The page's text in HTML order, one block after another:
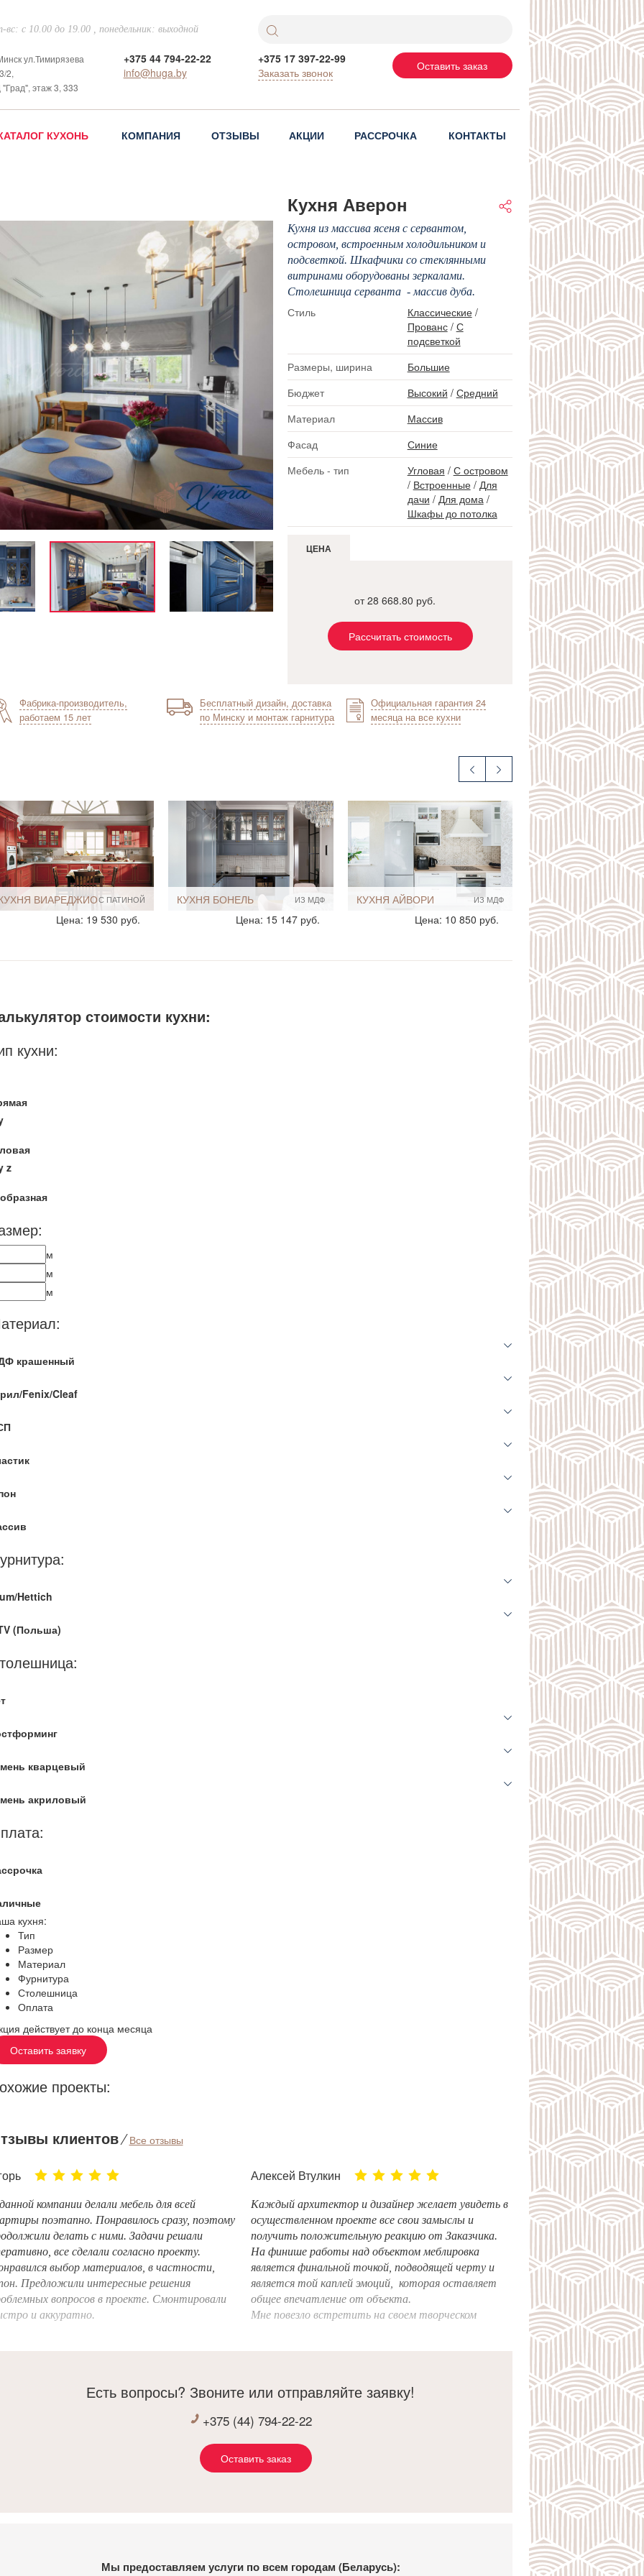
вс: с 10.00 до 19.00 , понедельник: выходной
ул.Тимирязева
2,
этаж 3, 333
+375 44 794-22-22
info@huga.by
+375 17 397-22-99
Заказать звонок
Оставить заказ
КУХОНЬ КОМПАНИЯ ОТЗЫВЫ АКЦИИ РАССРОЧКА КОНТАКТЫ
Кухня Аверон
Кухня из массива ясеня с сервантом,
островом, встроенным холодильником и
подсветкой. Шкафчики со стеклянными
витринами оборудованы зеркалами.
Столешница серванта - массив дуба.
Стиль Классические/
Прованс/ С
подсветкой
Размеры, ширина
Большие
Бюджет
Высокий / Средний
Материал
Массив
Фасад
Синие
Мебель - тип
Угловая / С островом
/ Встроенные/ Для
дачи / Для дома/
Шкафы до потолка
ЦЕНА
от 28 668.80 руб.
Рассчитать стоимость
Фабрика-производитель,
работаем 15 лет
Бесплатный дизайн, доставка
по Минску и монтаж гарнитура
Официальная гарантия 24
месяца на все кухни
С ПАТИНОЙ
ВИАРЕДЖИО
Классические
20 кв м
Цена: 19 530 руб.
ИЗ МДФ
КУХНЯ БОНЕЛЬ
Классические
Цена: 15 147 руб.
ИЗ МДФ
КУХНЯ АЙВОРИ
Классические
10-12 кв.м
Цена: 10 850 руб.
стоимости кухни:
кухни:
z
м
м
м
крашенный
Fenix/Cleaf
Hettich
(Польша)
кварцевый
акриловый
кухня:
Тип
Размер
Материал
Фурнитура
Столешница
Оплата
действует до конца месяца
Оставить заявку
проекты:
клиентов⁄Все отзывы
компании делали мебель для всей
поэтапно. Понравилось сразу, поэтому
делать с ними. Задачи решали
все сделали согласно проекту.
выбор материалов, в частности,
Предложили интересные решения
вопросов в проекте. Смонтировали
и аккуратно.
Алексей Втулкин
Каждый архитектор и дизайнер желает увидеть в
осуществленном проекте все свои замыслы и
получить положительную реакцию от Заказчика.
На финише работы над объектом меблировка
является финальной точкой, подводящей черту и
является той каплей эмоций, которая оставляет
общее впечатление от объекта.
Мне повезло встретить на своем творческом
главное - на высоком эстетическом уровне и с
компанию Заказчикам и благодарен за отличный
результат совместной работы.
Есть вопросы? Звоните или отправляйте заявку!
+375 (44) 794-22-22
Оставить заказ
Мы предоставляем услуги по всем городам (Беларусь):